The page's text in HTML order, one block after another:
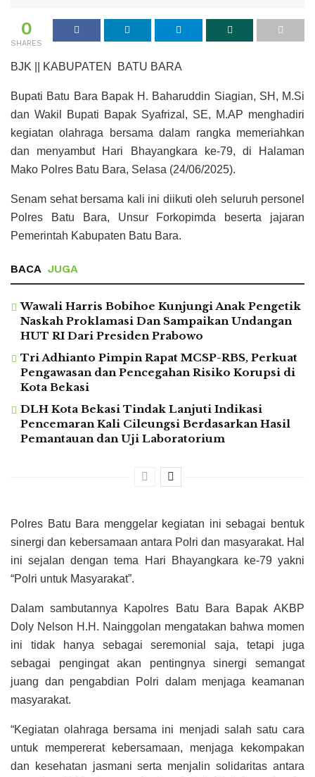
0
SHARES
BJK || KABUPATEN BATU BARA
Bupati Batu Bara Bapak H. Baharuddin Siagian, SH, M.Si
dan Wakil Bupati Bapak Syafrizal, SE, M.AP menghadiri
kegiatan olahraga bersama dalam rangka memeriahkan
dan menyambut Hari Bhayangkara ke-79, di Halaman
Mako Polres Batu Bara, Selasa (24/06/2025).
Senam sehat bersama kali ini diikuti oleh seluruh personel
Polres Batu Bara, Unsur Forkopimda beserta jajaran
Pemerintah Kabupaten Batu Bara.
BACA JUGA
Wawali Harris Bobihoe Kunjungi Anak Pengetik
Naskah Proklamasi Dan Sampaikan Undangan
HUT RI Dari Presiden Prabowo
Tri Adhianto Pimpin Rapat MCSP-RBS, Perkuat
Pengawasan dan Pencegahan Risiko Korupsi di
Kota Bekasi
DLH Kota Bekasi Tindak Lanjuti Indikasi
Pencemaran Kali Cileungsi Berdasarkan Hasil
Pemantauan dan Uji Laboratorium
Polres Batu Bara menggelar kegiatan ini sebagai bentuk
sinergi dan kebersamaan antara Polri dan masyarakat. Hal
ini sejalan dengan tema Hari Bhayangkara ke-79 yakni
“Polri untuk Masyarakat”.
Dalam sambutannya Kapolres Batu Bara Bapak AKBP
Doly Nelson H.H. Nainggolan mengatakan bahwa momen
ini tidak hanya sebagai seremonial saja, tetapi juga
sebagai pengingat akan pentingnya sinergi semangat
juang dan pengabdian Polri dalam menjaga keamanan
masyarakat.
“Kegiatan olahraga bersama ini menjadi salah satu cara
untuk mempererat kebersamaan, menjaga kekompakan
dan kesehatan jasmani serta menjalin solidaritas antara